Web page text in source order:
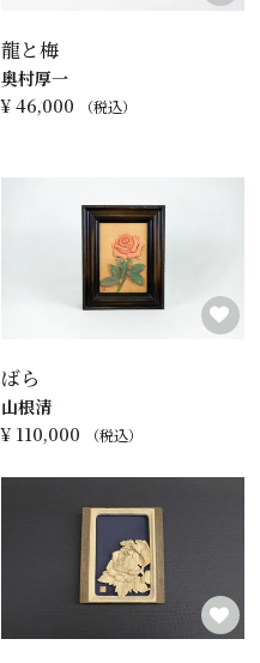
龍と梅
¥46,000 税込
奥村厚一
ばら
¥ 110,000 税込
山根清